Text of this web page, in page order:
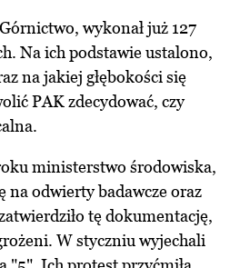
wykonał już 127
Na ich podstawie ustalono,
na jakiej głębokości się
PAK zdecydować, czy
ministerstwo środowiska,
na odwierty badawcze oraz
tę dokumentację,
W styczniu wyjechali